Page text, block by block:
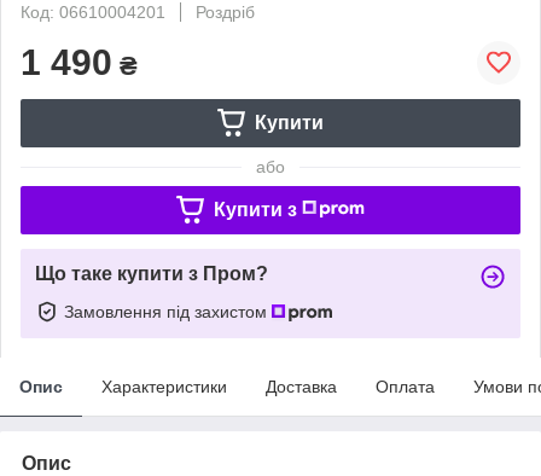
Код: 06610004201
Роздріб
1 490 ₴
Купити
або
Купити з
Що таке купити з Пром?
Замовлення під захистом
Опис Характеристики Доставка Оплата Умови
Опис